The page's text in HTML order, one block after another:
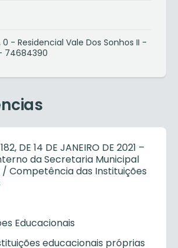
0 - Residencial Vale Dos Sonhos II -
74684390
DE 14 DE JANEIRO DE 2021 –
da Secretaria Municipal
/ Competência das Instituições
Educacionais
educacionais próprias